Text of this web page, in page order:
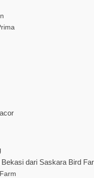
dari Saskara Bird